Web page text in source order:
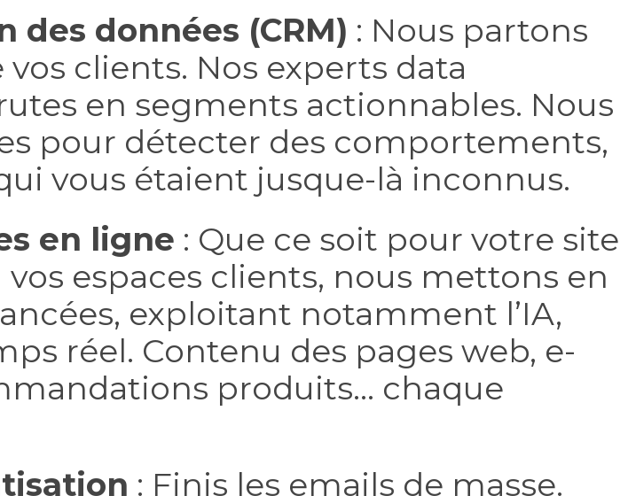
données (CRM) : Nous partons
vos clients. Nos experts data
en segments actionnables. Nous
pour détecter des comportements,
vous étaient jusque-là inconnus.
en ligne : Que ce soit pour votre site
espaces clients, nous mettons en
exploitant notamment l’IA,
réel. Contenu des pages web, e-
produits… chaque
: Finis les emails de masse.